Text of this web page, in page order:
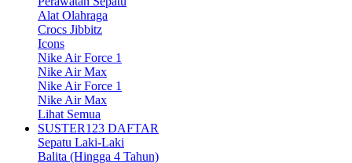
Alat Olahraga
Crocs Jibbitz
Icons
Nike Air Force 1
Nike Air Max
Nike Air Force 1
Nike Air Max
Lihat Semua
SUSTER123 DAFTAR
Sepatu Laki-Laki
Balita (Hingga 4 Tahun)